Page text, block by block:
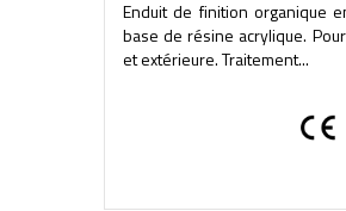
Enduit de finition organique
base de résine acrylique.
et extérieure. Traitement...